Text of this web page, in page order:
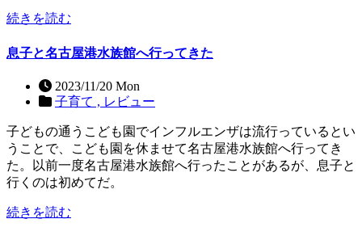
続きを読む
息子と名古屋港水族館へ行ってきた
2023/11/20 Mon
子育て , レビュー
子どもの通うこども園でインフルエンザは流行っているとい
うことで、こども園を休ませて名古屋港水族館へ行ってき
た。以前一度名古屋港水族館へ行ったことがあるが、息子と
行くのは初めてだ。
続きを読む